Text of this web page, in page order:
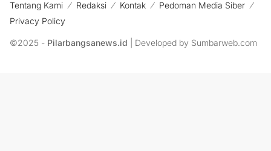
Tentang Kami Redaksi Kontak
Pedoman Media Siber
Privacy Policy
©2025 - Pilarbangsanews.id | Developed by Sumbarweb.com